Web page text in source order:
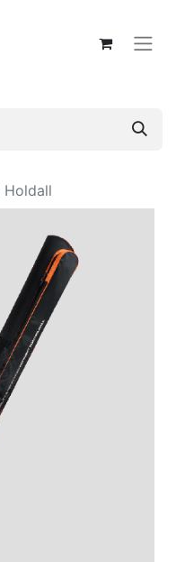
Holdall